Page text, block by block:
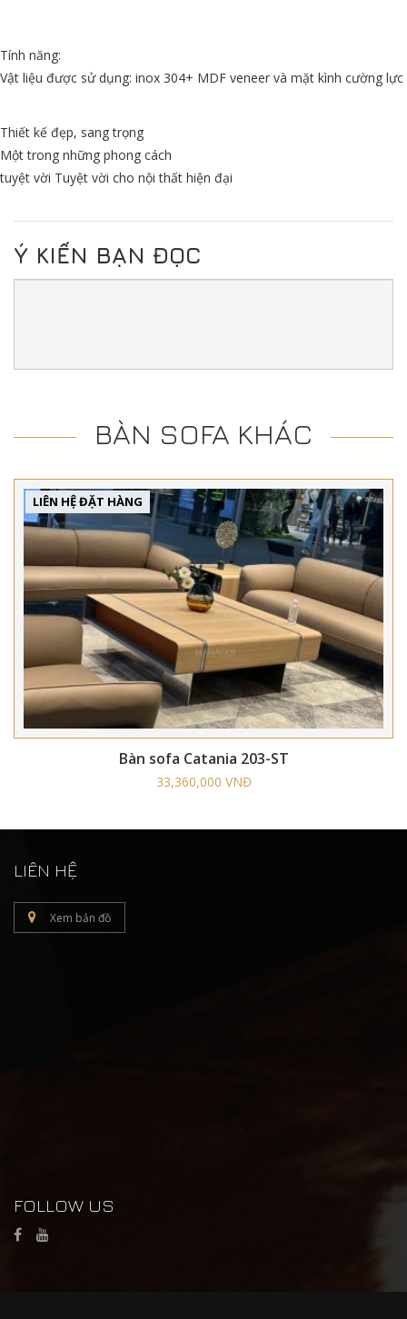
Tính năng:
Vật liệu được sử dụng: inox 304+ MDF veneer và mặt kình cường lực
Thiết kế đẹp, sang trọng
Một trong những phong cách
tuyệt vời Tuyệt vời cho nội thất hiện đại
Ý KIẾN BẠN ĐỌC
BÀN SOFA KHÁC
LIÊN HỆ ĐẶT HÀNG
Bàn sofa Catania 203-ST
33,360,000 VNĐ
LIÊN HỆ
Xem bản đồ
FOLLOW US